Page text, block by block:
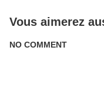
Vous aimerez
NO COMMENT